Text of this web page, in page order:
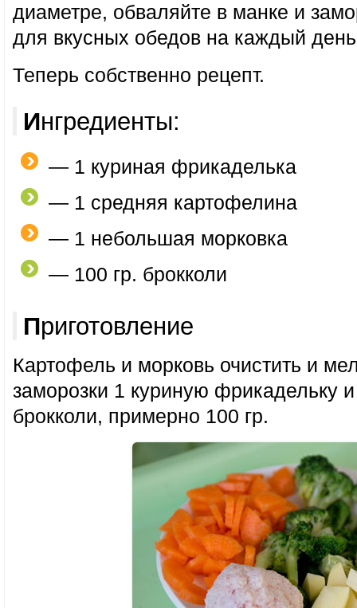
диаметре, обваляйте в манке и
для вкусных обедов на каждый день
Теперь собственно рецепт.
Ингредиенты:
— 1 куриная фрикаделька
— 1 средняя картофелина
— 1 небольшая морковка
— 100 гр. брокколи
Приготовление
Картофель и морковь очистить и
заморозки 1 куриную фрикадельку
брокколи, примерно 100 гр.